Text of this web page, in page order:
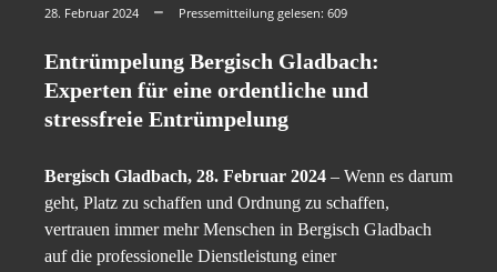
28. Februar 2024 Pressemitteilung gelesen: 609
Entrümpelung Bergisch Gladbach:
Experten für eine ordentliche und
stressfreie Entrümpelung
Bergisch Gladbach, 28. Februar 2024 – Wenn es darum
geht, Platz zu schaffen und Ordnung zu schaffen,
vertrauen immer mehr Menschen in Bergisch Gladbach
auf die professionelle Dienstleistung einer